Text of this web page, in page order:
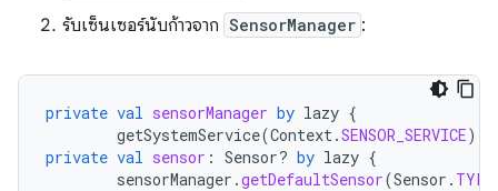
รับเซ็นเซอร์นับก้าวจาก SensorManager :
private val sensorManager by lazy {
getSystemService(Context.SENSOR_SERVICE)
private val sensor : Sensor? by lazy {
sensorManager .getDefaultSensor(Sensor .